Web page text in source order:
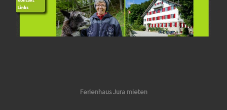
Ferienhaus Jura mieten